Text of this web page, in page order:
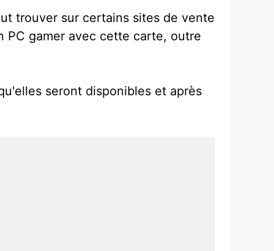
trouver sur certains sites de vente
PC gamer avec cette carte, outre
seront disponibles et après